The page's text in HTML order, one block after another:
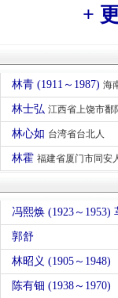
+
林青 (1911～1987) 海
林士弘 江西省上饶市鄱
林心如 台湾省台北人
林霍 福建省厦门市同安
冯熙焕 (1923～1953)
郭舒
林昭义 (1905～1948)
陈有钿 (1938～1970)